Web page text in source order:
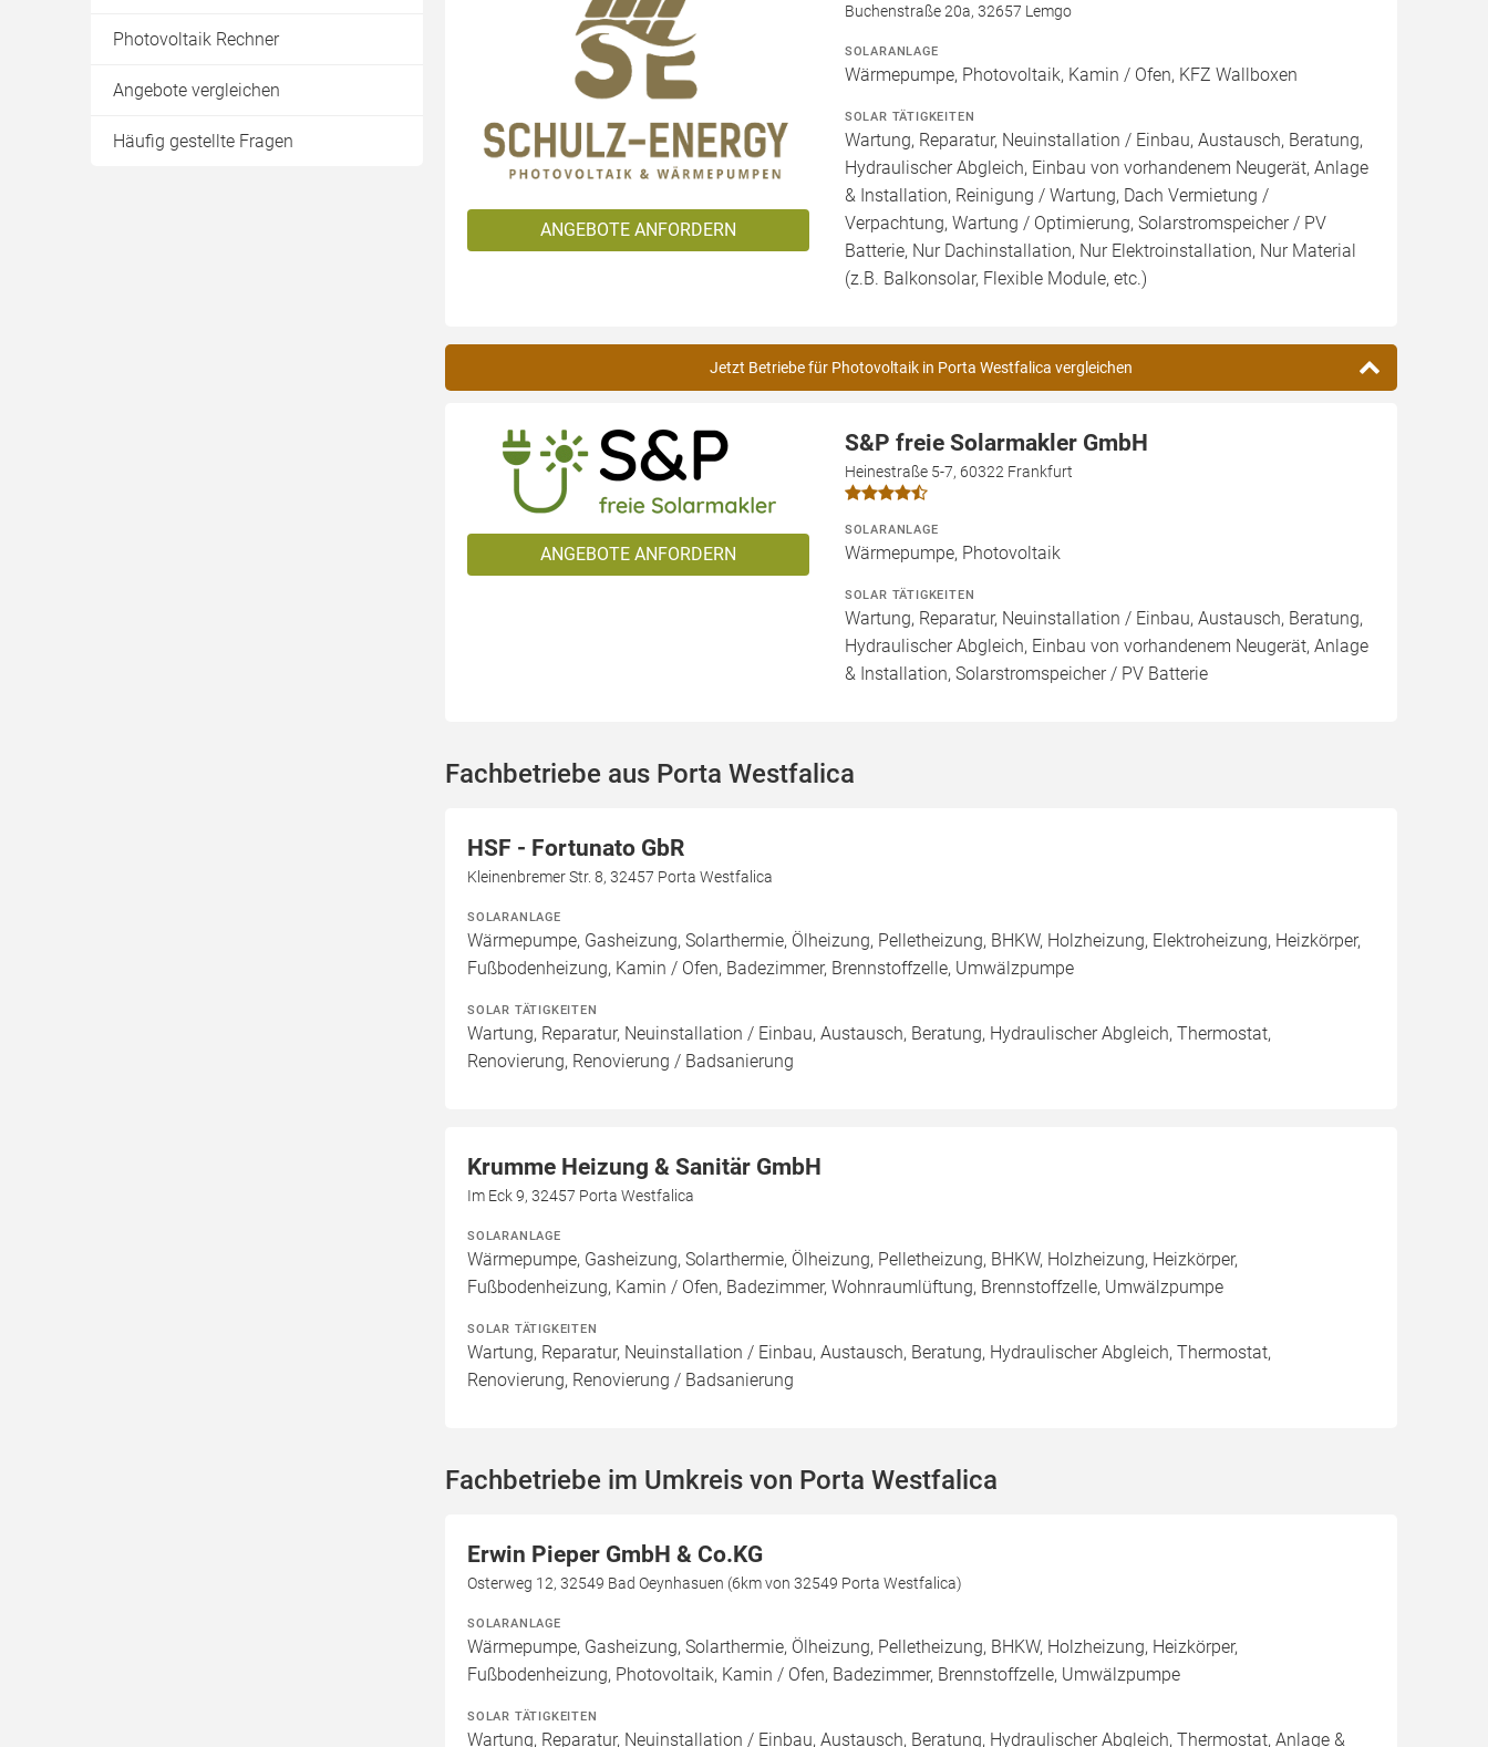
Photovoltaik Rechner
Angebote vergleichen
Häufig gestellte Fragen
ANGEBOTE ANFORDERN
Buchenstraße 20a, 32657 Lemgo
SOLARANLAGE
Wärmepumpe, Photovoltaik, Kamin / Ofen, KFZ Wallboxen
SOLAR TÄTIGKEITEN
Wartung, Reparatur, Neuinstallation / Einbau, Austausch, Beratung,
Hydraulischer Abgleich, Einbau von vorhandenem Neugerät, Anlage
& Installation, Reinigung / Wartung, Dach Vermietung /
Verpachtung, Wartung / Optimierung, Solarstromspeicher / PV
Batterie, Nur Dachinstallation, Nur Elektroinstallation, Nur Material
(z.B. Balkonsolar, Flexible Module, etc.)
Jetzt Betriebe für Photovoltaik in Porta Westfalica vergleichen
ANGEBOTE ANFORDERN
S&P freie Solarmakler GmbH
Heinestraße 5-7, 60322 Frankfurt
SOLARANLAGE
Wärmepumpe, Photovoltaik
SOLAR TÄTIGKEITEN
Wartung, Reparatur, Neuinstallation / Einbau, Austausch, Beratung,
Hydraulischer Abgleich, Einbau von vorhandenem Neugerät, Anlage
& Installation, Solarstromspeicher / PV Batterie
Fachbetriebe aus Porta Westfalica
HSF - Fortunato GbR
Kleinenbremer Str. 8, 32457 Porta Westfalica
SOLARANLAGE
Wärmepumpe, Gasheizung, Solarthermie, Ölheizung, Pelletheizung, BHKW, Holzheizung, Elektroheizung, Heizkörper,
Fußbodenheizung, Kamin / Ofen, Badezimmer, Brennstoffzelle, Umwälzpumpe
SOLAR TÄTIGKEITEN
Wartung, Reparatur, Neuinstallation / Einbau, Austausch, Beratung, Hydraulischer Abgleich, Thermostat,
Renovierung, Renovierung / Badsanierung
Krumme Heizung & Sanitär GmbH
Im Eck 9, 32457 Porta Westfalica
SOLARANLAGE
Wärmepumpe, Gasheizung, Solarthermie, Ölheizung, Pelletheizung, BHKW, Holzheizung, Heizkörper,
Fußbodenheizung, Kamin / Ofen, Badezimmer, Wohnraumlüftung, Brennstoffzelle, Umwälzpumpe
SOLAR TÄTIGKEITEN
Wartung, Reparatur, Neuinstallation / Einbau, Austausch, Beratung, Hydraulischer Abgleich, Thermostat,
Renovierung, Renovierung / Badsanierung
Fachbetriebe im Umkreis von Porta Westfalica
Erwin Pieper GmbH & Co.KG
Osterweg 12, 32549 Bad Oeynhasuen (6km von 32549 Porta Westfalica)
SOLARANLAGE
Wärmepumpe, Gasheizung, Solarthermie, Ölheizung, Pelletheizung, BHKW, Holzheizung, Heizkörper,
Fußbodenheizung, Photovoltaik, Kamin / Ofen, Badezimmer, Brennstoffzelle, Umwälzpumpe
SOLAR TÄTIGKEITEN
Wartung, Reparatur, Neuinstallation / Einbau, Austausch, Beratung, Hydraulischer Abgleich, Thermostat, Anlage &